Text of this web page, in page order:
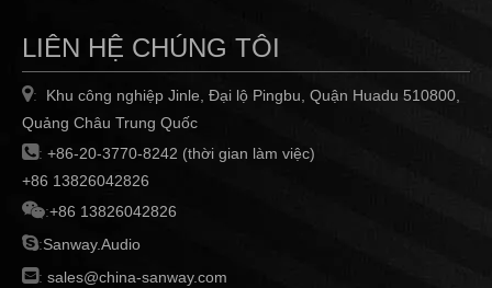
LIÊN HỆ CHÚNG TÔI
:
Khu công nghiệp Jinle, Đại lộ Pingbu, Quận Huadu 510800,
Quảng Châu Trung Quốc
: +86-20-3770-8242 (thời gian làm việc)
+86 13826042826
:+86 13826042826
:Sanway.Audio
: sales@china-sanway.com